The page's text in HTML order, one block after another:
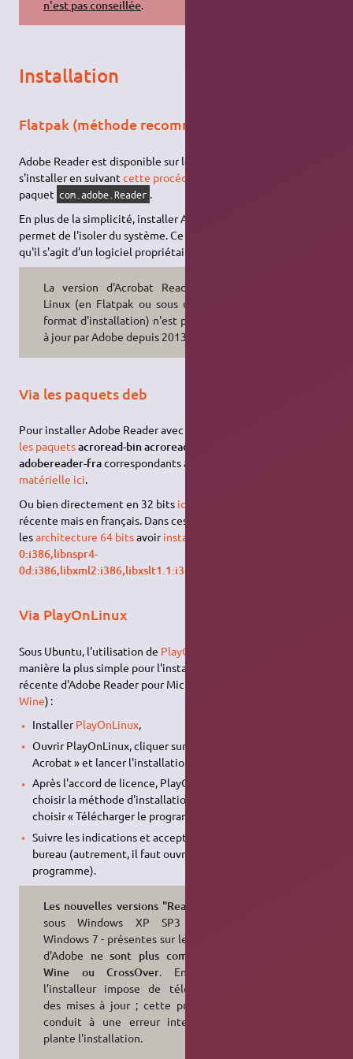
n'est pas conseillée.
Installation
Flatpak (méthode recommandée)
Adobe Reader est disponible sur le dépôt
s'installer en suivantcette procédure
paquet com.adobe.Reader .
En plus de la simplicité, installer Adobe Reader en
permet de l'isoler du système. Ce qui peut être utile sachant
qu'il s'agit d'un logiciel propriétaire qui n'est plus mis à jour :
La version d'Acrobat Reader pour
Linux (en Flatpak ou sous un autre
format d'installation) n'est plus mise
à jour par Adobe depuis 2013.
Via les paquets deb
Pour installer Adobe Reader avec
les paquetsacroread-bin acroread-common, acroread
adobereader-fracorrespondants à votre
matérielle ici.
Ou bien directement en 32 bits ici
récente mais en français. Dans ces derniers cas, il faudra pour
lesarchitecture 64 bitsavoirinstallé les paquets
0:i386,libnspr4-
0d:i386,libxml2:i386,libxslt1.1:i386,libstdc++6:i386
Via PlayOnLinux
Sous Ubuntu, l'utilisation de PlayOnLinux
manière la plus simple pour l'installation d'une version plus
récente d'Adobe Reader pour Microsoft Windows (à travers
Wine) :
InstallerPlayOnLinux,
Ouvrir PlayOnLinux, cliquer sur Installer. Puis chercher «
Acrobat » et lancer l'installation.
Après l'accord de licence, PlayOnLinux vous propose de
choisir la méthode d'installation. Le plus simple est de
choisir « Télécharger le programme ».
Suivre les indications et accepter de créer une icône sur le
bureau (autrement, il faut ouvrir PlayOnLinux pour lancer le
programme).
Les nouvelles versions "Reader DC"
sous Windows XP SP3 jusqu'à
Windows 7 - présentes sur le serveur
d'Adobe ne sont plus compatibles
Wine ou CrossOver. En effet,
l’installeur impose de télécharger
des mises à jour ; cette procédure
conduit à une erreur interne qui
plante l'installation.